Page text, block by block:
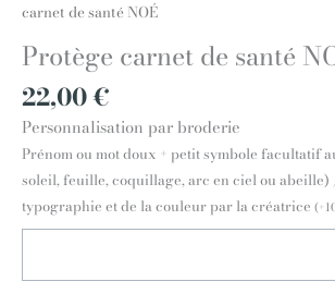
carnet de santé NOÉ
Protège carnet de santé
22,00€
Personnalisation par broderie
Prénom ou mot doux + petit symbole facultatif
soleil, feuille, coquillage, arc en ciel ou
typographie et de la couleur par la créatrice (+